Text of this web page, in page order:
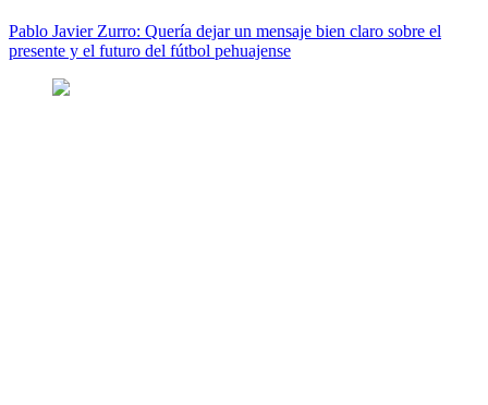
Pablo Javier Zurro: Quería dejar un mensaje bien claro sobre el
presente y el futuro del fútbol pehuajense